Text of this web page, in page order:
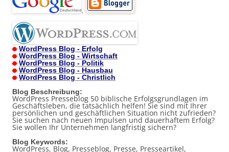
.
WordPress Blog - Erfolg
WordPress Blog - Wirtschaft
WordPress Blog - Politik
WordPress Blog - Hausbau
WordPress Blog - Christlich
Blog Beschreibung:
WordPress Presseblog 50 biblische Erfolgsgrundlagen im
Geschäftsleben, die tatsächlich helfen! Sie sind mit Ihrer
persönlichen und geschäftlichen Situation nicht zufrieden?
Sie suchen nach neuen Impulsen und dauerhaftem Erfolg?
Sie wollen Ihr Unternehmen langfristig sichern?
Blog Keywords:
WordPress, Blog, Presseblog, Presse, Presseartikel,